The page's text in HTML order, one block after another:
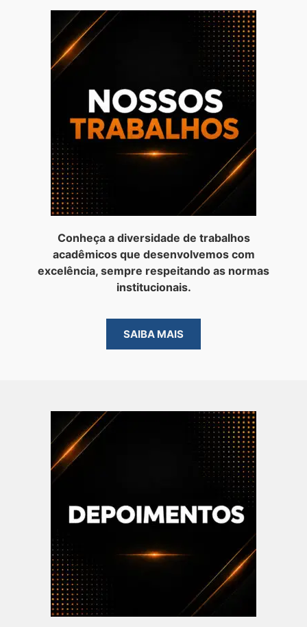
Conheça a diversidade de trabalhos
acadêmicos que desenvolvemos com
excelência, sempre respeitando as normas
institucionais.
SAIBA MAIS